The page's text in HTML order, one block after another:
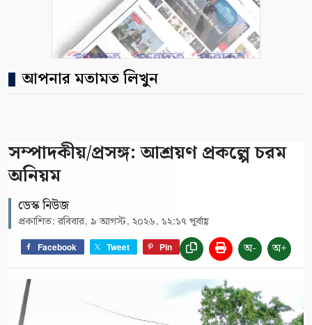
আপনার মতামত লিখুন
সম্পাদকীয়/প্রসঙ্গ: আশ্রয়ণ প্রকল্পে চরম
অনিয়ম
ডেস্ক নিউজ
প্রকাশিত: রবিবার, ৯ আগস্ট, ২০২৬, ১২:১৭ পূর্বাহ্ণ
Facebook Tweet Pin অ- অ+